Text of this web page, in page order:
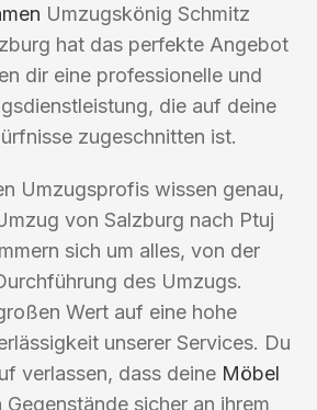
Umzugskönig Schmitz
hat das perfekte Angebot
dir eine professionelle und
die auf deine
zugeschnitten ist.
Umzugsprofis wissen genau,
von Salzburg nach Ptuj
sich um alles, von der
des Umzugs.
Wert auf eine hohe
unserer Services. Du
verlassen, dass deine Möbel
sicher an ihrem